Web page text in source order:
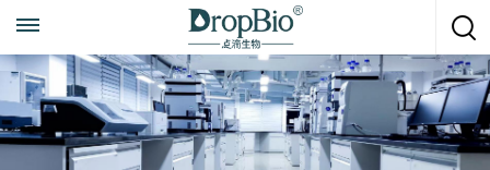
+86 15951008670